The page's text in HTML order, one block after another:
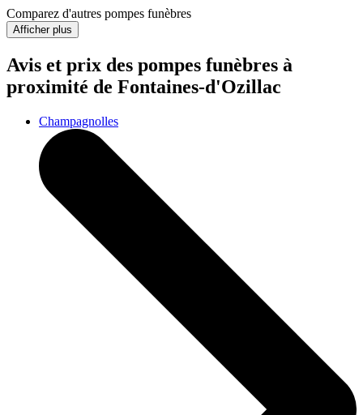
Comparez d'autres pompes funèbres
Afficher plus
Avis et prix des pompes funèbres à
proximité de Fontaines-d'Ozillac
Champagnolles